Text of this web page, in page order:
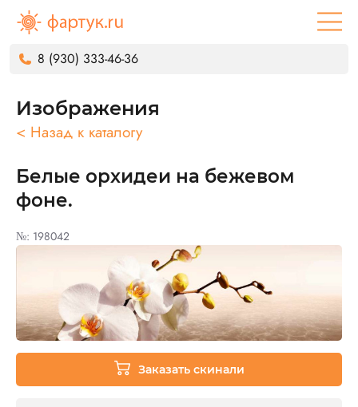
8 (930) 333-46-36
Изображения
< Назад к каталогу
Белые орхидеи на бежевом
фоне.
№: 198042
Заказать скинали